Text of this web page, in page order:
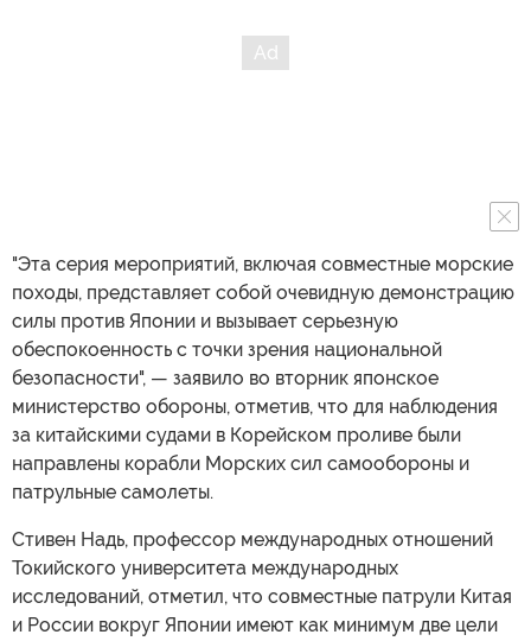
"Эта серия мероприятий, включая совместные морские
походы, представляет собой очевидную демонстрацию
силы против Японии и вызывает серьезную
обеспокоенность с точки зрения национальной
безопасности", — заявило во вторник японское
министерство обороны, отметив, что для наблюдения
за китайскими судами в Корейском проливе были
направлены корабли Морских сил самообороны и
патрульные самолеты.
Стивен Надь, профессор международных отношений
Токийского университета международных
исследований, отметил, что совместные патрули Китая
и России вокруг Японии имеют как минимум две цели